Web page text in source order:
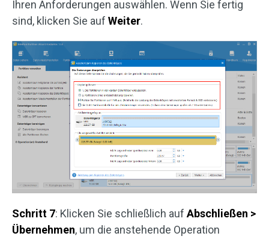
Ihren Anforderungen auswählen. Wenn Sie fertig
sind, klicken Sie auf Weiter.
Schritt 7: Klicken Sie schließlich auf Abschließen >
Übernehmen, um die anstehende Operation